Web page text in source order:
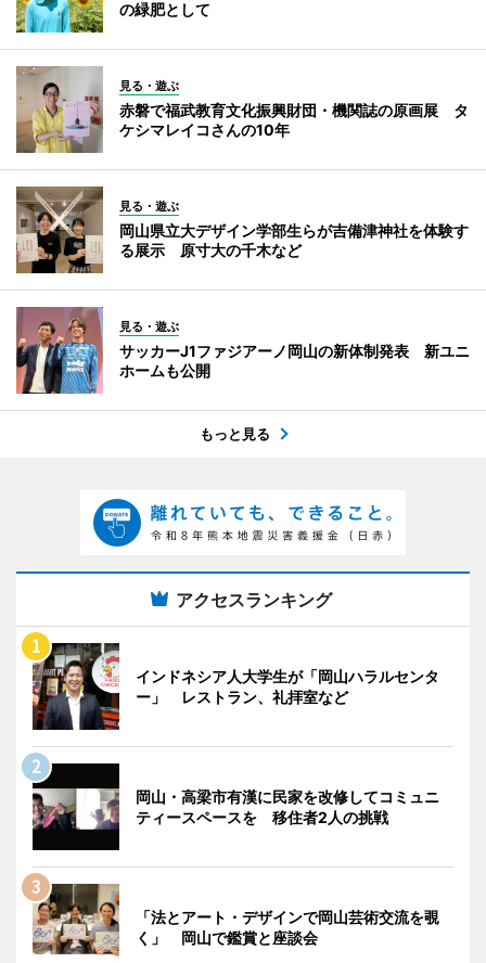
の緑肥として
見る・遊ぶ
赤磐で福武教育文化振興財団・機関誌の原画展 タ
ケシマレイコさんの10年
見る・遊ぶ
岡山県立大デザイン学部生らが吉備津神社を体験す
る展示 原寸大の千木など
見る・遊ぶ
サッカーJ1ファジアーノ岡山の新体制発表 新ユニ
ホームも公開
もっと見る
アクセスランキング
インドネシア人大学生が「岡山ハラルセンタ
ー」 レストラン、礼拝室など
岡山・高梁市有漢に民家を改修してコミュニ
ティースペースを 移住者2人の挑戦
「法とアート・デザインで岡山芸術交流を覗
く」 岡山で鑑賞と座談会